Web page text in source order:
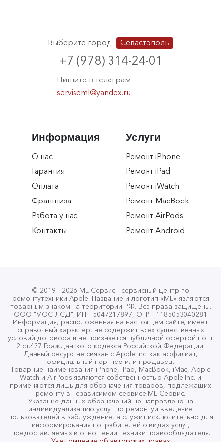
очень добродушные, компетентные. Помогут,
подскажут и всё отремонтируют. Воощем всем
Маргарита М.
Сделали все супер! Обращалась за ремнтом
дисплея, ребята помогли определится с выбором
и подсказали ,что будет лучше. Большое спасибо
Роман Гатауллин
21.02.2026
дали гарантию
ДТ Даниил Терентьев
17.02.2026
Много мест просмотрел, где можно починить
телефон. Так вот) это самое лучшее, починили
очень быстро, качественно, так еще и дешевле
всех❤️ Однозначно лучшие, в будущем буду идти
сразу к ним) Рекомендую
АУ Адалат Угурлуев
Выберите город: Севастополь
+7 (978) 314-24-01
Пишите в телеграм
serviseml@yandex.ru
Информация
О нас
Гарантия
Оплата
Франшиза
Работа у нас
Контакты
Услуги
Ремонт iPhone
Ремонт iPad
Ремонт iWatch
Ремонт MacBook
Ремонт AirPods
Ремонт Android
© 2019 - 2026 ML Сервис - сервисный центр по
ремонтутехники Apple. Название и логотип «ML» являются
товарным знаком на территории РФ. Все права защищены.
ООО "МОС-ЛСД", ИНН 5047217897, ОГРН 1185053040281
Информация, расположенная на настоящем сайте, имеет
справочный характер, не содержит всех существенных
условий договора и не признается публичной офертой по п.
2 ст.437 Гражданского кодекса Российской Федерации.
Данный ресурс не связан с Apple Inc. как аффилиат,
официальный партнер или продавец.
Товарные наименования iPhone, iPad, MacBook, iMac, Apple
Watch и AirPods являются собственностью Apple Inc. и
применяются лишь для обозначения товаров, подлежащих
ремонту в независимом сервисе ML Сервис.
Указание данных обозначений не направлено на
индивидуализацию услуг по ремонтуи введение
пользователей в заблуждение, а служит исключительно для
информирования потребителей о видах услуг,
предоставляемых в отношении техники правообладателя.